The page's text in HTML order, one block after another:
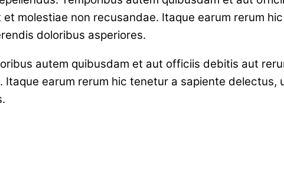
molestiae non recusandae. Itaque earum rerum
doloribus asperiores.
autem quibusdam et aut officiis debitis aut
earum rerum hic tenetur a sapiente delectus,